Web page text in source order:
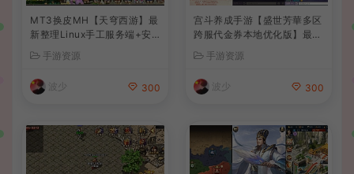
MT3换皮MH【天穹西游】最
新整理Linux手工服务端+安
卓苹果双端+GM后台+详细搭
建教程+全套源码+视频教程
手游资源
波少 300
宫斗养成手游【盛世芳華多区
跨服代金券本地优化版】最新
整理单机一键即玩端+Linux
手工服务端+CDK授权后台
+安卓+详细搭建教程
手游资源
波少 300